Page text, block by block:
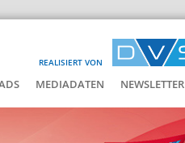
REALISIERT VON
MEDIADATEN NEWSLETTER